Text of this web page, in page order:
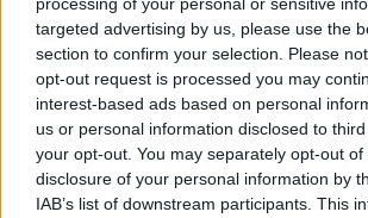
targeted advertising by us, please use the
section to confirm your selection. Please
opt-out request is processed you may
interest-based ads based on personal
us or personal information disclosed to
your opt-out. You may separately opt-out
disclosure of your personal information by
IAB’s list of downstream participants. This
Jędrzejak zaliczył
żywo. Widzowie
Pogoda na 14 dni.
chowajcie jesiennych